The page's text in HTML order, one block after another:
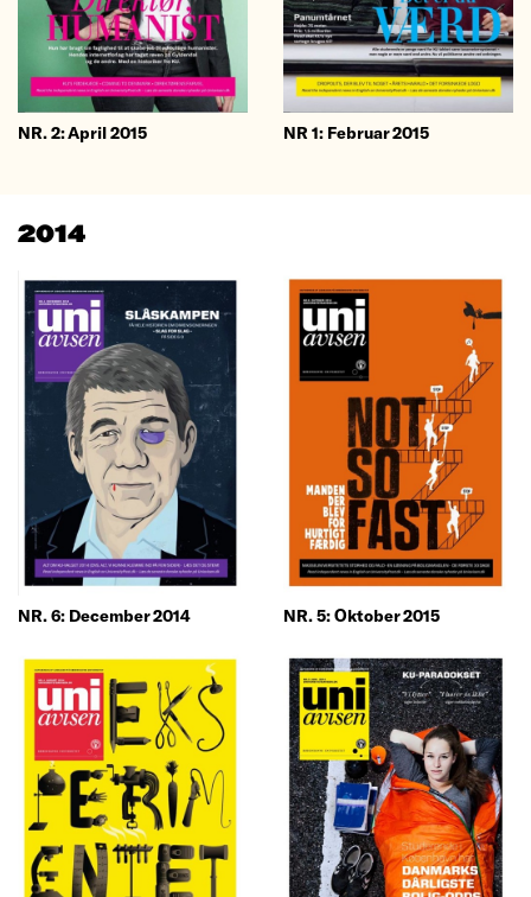
NR. 2: April 2015 NR 1: Februar 2015
2014
NR. 6: December 2014 NR. 5: Oktober 2015